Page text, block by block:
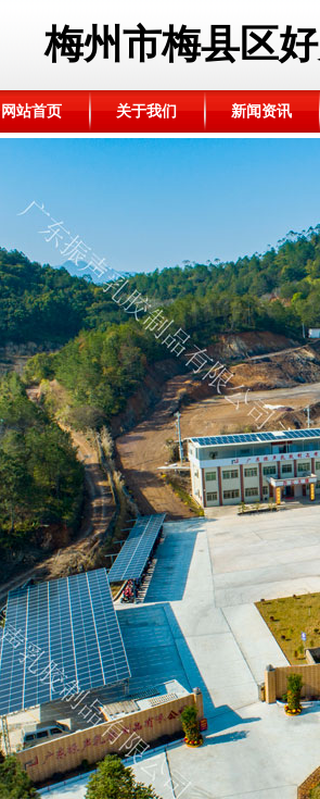
梅州市梅县区
网站首页 关于我们 新闻资讯